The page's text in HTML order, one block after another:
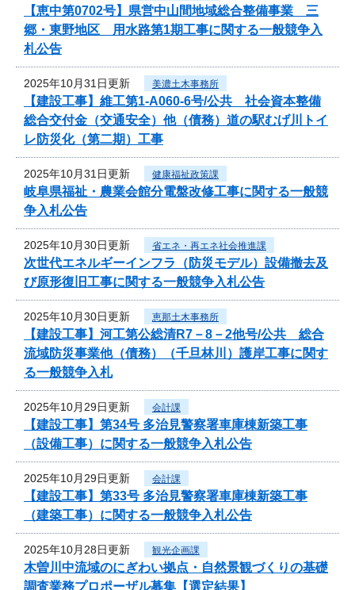
【恵中第0702号】県営中山間地域総合整備事業 三
郷・東野地区 用水路第1期工事に関する一般競争入
札公告
2025年10月31日更新 美濃土木事務所
【建設工事】維工第1-A060-6号/公共 社会資本整備
総合交付金（交通安全）他（債務）道の駅むげ川トイ
レ防災化（第二期）工事
2025年10月31日更新 健康福祉政策課
岐阜県福祉・農業会館分電盤改修工事に関する一般競
争入札公告
2025年10月30日更新 省エネ・再エネ社会推進課
次世代エネルギーインフラ（防災モデル）設備撤去及
び原形復旧工事に関する一般競争入札公告
2025年10月30日更新 恵那土木事務所
【建設工事】河工第公総清R7－8－2他号/公共 総合
流域防災事業他（債務）（千旦林川）護岸工事に関す
る一般競争入札
2025年10月29日更新 会計課
【建設工事】第34号 多治見警察署車庫棟新築工事
（設備工事）に関する一般競争入札公告
2025年10月29日更新 会計課
【建設工事】第33号 多治見警察署車庫棟新築工事
（建築工事）に関する一般競争入札公告
2025年10月28日更新 観光企画課
木曽川中流域のにぎわい拠点・自然景観づくりの基礎
調査業務プロポーザル募集【選定結果】